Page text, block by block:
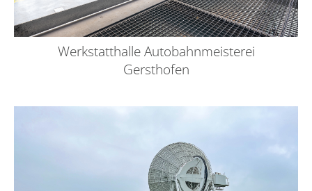
Werkstatthalle Autobahnmeisterei
Gersthofen